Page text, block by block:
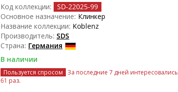
Код коллекции: SD-22025-99
Основное назначение: Клинкер
Название коллекции: Koblenz
Производитель: SDS
Страна: Германия
В наличии
Пользуется спросом
За последние 7 дней интересовались
61 раз.